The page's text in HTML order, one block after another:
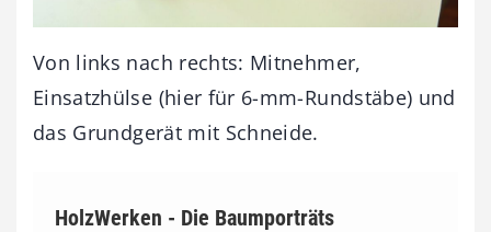
Von links nach rechts: Mitnehmer,
Einsatzhülse (hier für 6-mm-Rundstäbe) und
das Grundgerät mit Schneide.
HolzWerken - Die Baumporträts